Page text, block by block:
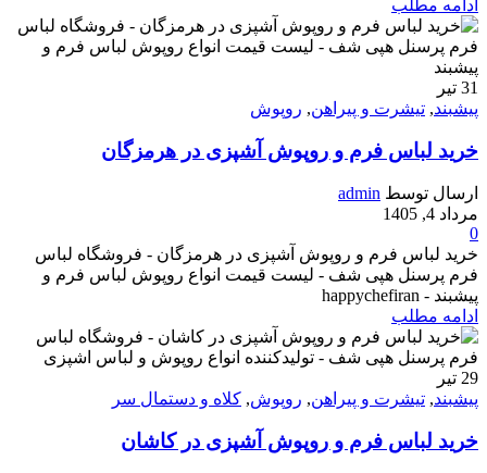
ادامه مطلب
31 تیر
پیشبند, تیشرت و پیراهن, روپوش
خرید لباس فرم و روپوش آشپزی در هرمزگان
ارسال توسط admin
مرداد 4, 1405
0
خرید لباس فرم و روپوش آشپزی در هرمزگان - فروشگاه لباس
فرم پرسنل هپی شف - لیست قیمت انواع روپوش لباس فرم و
پیشبند - happychefiran
ادامه مطلب
29 تیر
پیشبند, تیشرت و پیراهن, روپوش, کلاه و دستمال سر
خرید لباس فرم و روپوش آشپزی در کاشان